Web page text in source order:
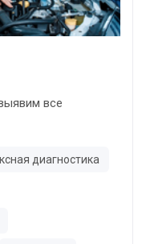
все
диагностика